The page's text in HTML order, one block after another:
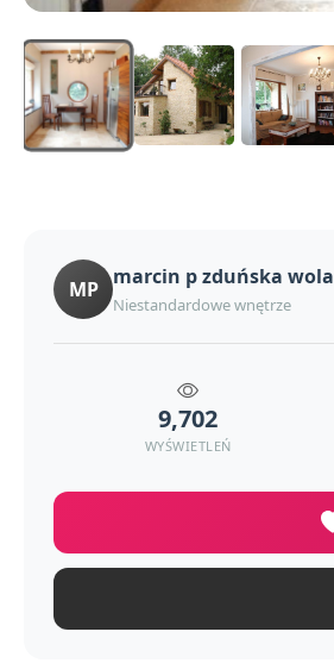
MP marcin p zduńska wola
Niestandardowe wnętrze
9,702
WYŚWIETLEŃ